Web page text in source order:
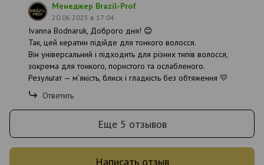
Менеджер Brazil-Prof
20.06.2025 в 17:04
Ivanna Bodnaruk, Доброго дня! 😊
Так, цей кератин підійде для тонкого волосся.
Він універсальний і підходить для різних типів волосся,
зокрема для тонкого, пористого та ослабленого.
Результат — м’якість, блиск і гладкість без обтяження 💛
Ответить
Еще 5 отзывов
Написать отзыв